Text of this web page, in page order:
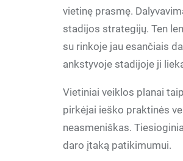
vietinę prasmę.
stadijos strategijų. Ten
su rinkoje jau esančiais
ankstyvoje stadijoje ji
Vietiniai veiklos planai
pirkėjai ieško praktinės
neasmeniškas.
daro įtaką patikimumui.